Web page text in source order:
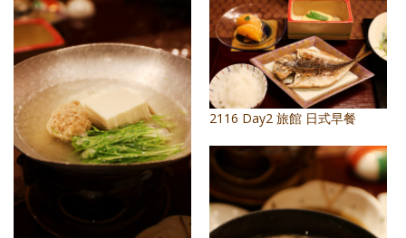
活動實況記錄
媒體報導一覽
合作與代言
訂閱電子報
2116 Day2 旅館 日式早餐